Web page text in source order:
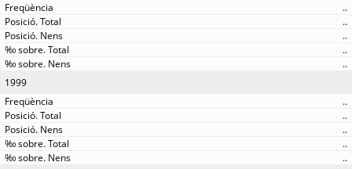
..
..
..
..
..
1999
..
..
..
..
..